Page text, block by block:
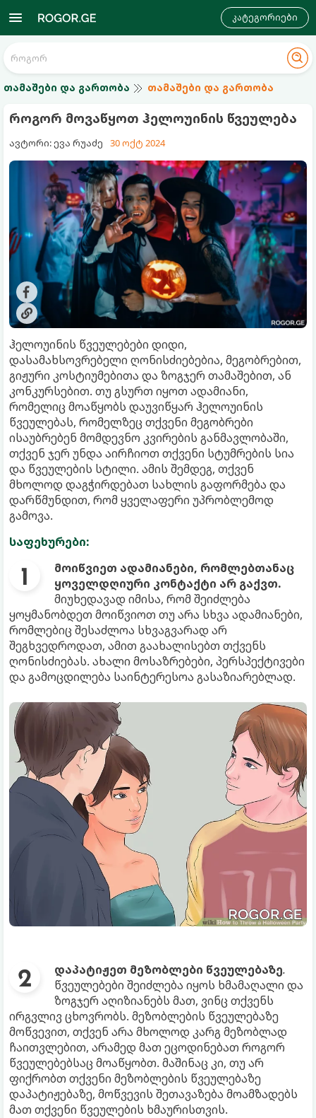
კატეგორიები
თამაშები და გართობა თამაშები და გართობა
როგორ მოვაწყოთ ჰელოუინის წვეულება
ავტორი: ევა რუაძე 30 ოქტ 2024
ჰელოუინის წვეულებები დიდი,
დასამახსოვრებელი ღონისძიებებია, მეგობრებით,
გიჟური კოსტიუმებითა და ზოგჯერ თამაშებით, ან
კონკურსებით. თუ გსურთ იყოთ ადამიანი,
რომელიც მოაწყობს დაუვიწყარ ჰელოუინის
წვეულებას, რომელზეც თქვენი მეგობრები
ისაუბრებენ მომდევნო კვირების განმავლობაში,
თქვენ ჯერ უნდა აირჩიოთ თქვენი სტუმრების სია
და წვეულების სტილი. ამის შემდეგ, თქვენ
მხოლოდ დაგჭირდებათ სახლის გაფორმება და
დარწმუნდით, რომ ყველაფერი უპრობლემოდ
გამოვა.
საფეხურები:
მოიწვიეთ ადამიანები, რომლებთანაც
ყოველდღიური კონტაქტი არ გაქვთ.
მიუხედავად იმისა, რომ შეიძლება
ყოყმანობდეთ მოიწვიოთ თუ არა სხვა ადამიანები,
რომლებიც შესაძლოა სხვაგვარად არ
შეგხვედროდათ, ამით გაახალისებთ თქვენს
ღონისძიებას. ახალი მოსაზრებები, პერსპექტივები
და გამოცდილება საინტერესოა გასაზიარებლად.
დაპატიჟეთ მეზობლები წვეულებაზე.
წვეულებები შეიძლება იყოს ხმამაღალი და
ზოგჯერ აღიზიანებს მათ, ვინც თქვენს
ირგვლივ ცხოვრობს. მეზობლების წვეულებაზე
მოწვევით, თქვენ არა მხოლოდ კარგ მეზობლად
ჩაითვლებით, არამედ მათ ეცოდინებათ როგორ
წვეულებებსაც მოაწყობთ. მაშინაც კი, თუ არ
ფიქრობთ თქვენი მეზობლების წვეულებაზე
დაპატიჟებაზე, მოწვევის შეთავაზება მოამზადებს
მათ თქვენი წვეულების ხმაურისთვის.